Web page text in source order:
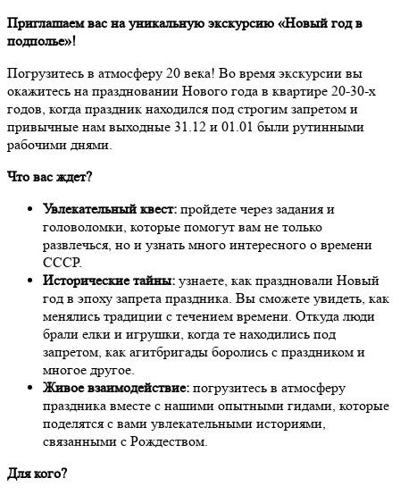
Приглашаем вас на уникальную экскурсию «Новый год в
подполье»!
Погрузитесь в атмосферу 20 века! Во время экскурсии вы
окажитесь на праздновании Нового года в квартире 20-30-х
годов, когда праздник находился под строгим запретом и
привычные нам выходные 31.12 и 01.01 были рутинными
рабочими днями.
Что вас ждет?
Увлекательный квест: пройдете через задания и
головоломки, которые помогут вам не только
развлечься, но и узнать много интересного о времени
СССР.
Исторические тайны: узнаете, как праздновали Новый
год в эпоху запрета праздника. Вы сможете увидеть, как
менялись традиции с течением времени. Откуда люди
брали елки и игрушки, когда те находились под
запретом, как агитбригады боролись с праздником и
многое другое.
Живое взаимодействие: погрузитесь в атмосферу
праздника вместе с нашими опытными гидами, которые
поделятся с вами увлекательными историями,
связанными с Рождеством.
Для кого?